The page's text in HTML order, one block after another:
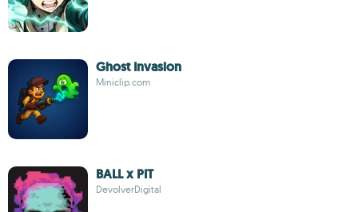
Ghost Invasion
Miniclip.com
BALL x PIT
DevolverDigital